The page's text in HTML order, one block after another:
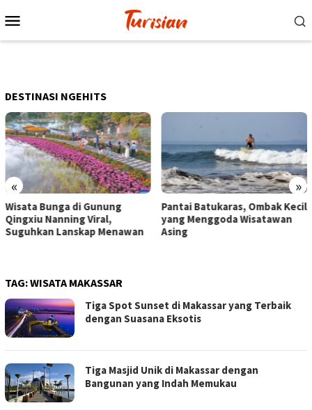
ke
Mobile
DESTINASI NGEHITS
« »
Pantai Batukaras, Ombak Kecil
yang Menggoda Wisatawan
Asing
Senja di Pantai
Wisatawan Menikmati
dengan Bermain hingga
TAG:WISATA MAKASSAR
Tiga Spot Sunset di Makassar yang Terbaik
dengan Suasana Eksotis
Tiga Masjid Unik di Makassar dengan
Bangunan yang Indah Memukau